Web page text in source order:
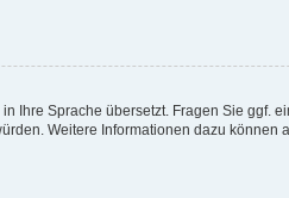
Sprache übersetzt. Fragen Sie ggf.
Weitere Informationen dazu können